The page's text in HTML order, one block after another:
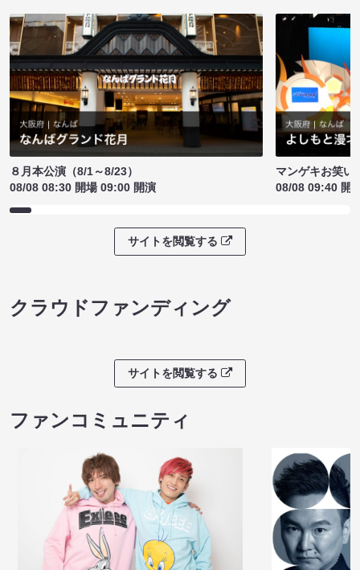
８月本公演（8/1～8/23）
08/08 08:30 開場 09:00 開演
マンゲキお笑い
08/08 09:40 開
サイトを閲覧する
クラウドファンディング
サイトを閲覧する
ファンコミュニティ